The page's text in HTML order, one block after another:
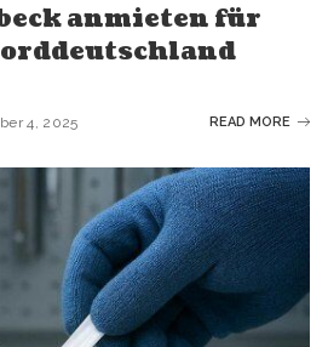
anmieten für
4, 2025 READ MORE